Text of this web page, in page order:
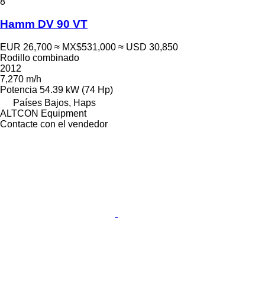
Hamm DV 90 VT
EUR 26,700 ≈ MX$531,000 ≈ USD 30,850
Rodillo combinado
2012
7,270 m/h
Potencia 54.39 kW (74 Hp)
Países Bajos, Haps
ALTCON Equipment
Contacte con el vendedor